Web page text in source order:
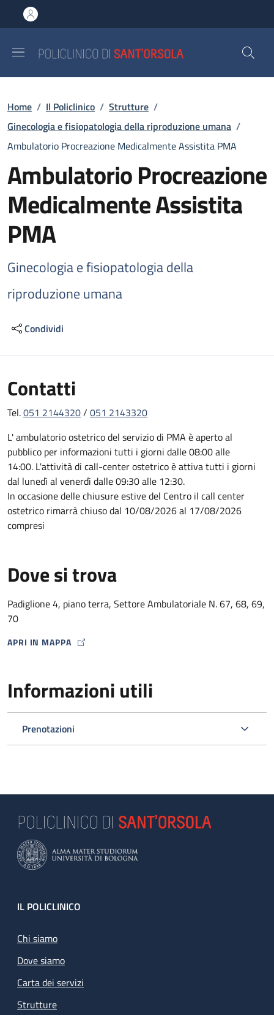
al contenuto principale
to footer content
Briciole di pane
Home / Il Policlinico / Strutture /
Ginecologia e fisiopatologia della riproduzione umana /
Ambulatorio Procreazione Medicalmente Assistita PMA
Ambulatorio Procreazione
Medicalmente Assistita
PMA
Ginecologia e fisiopatologia della
riproduzione umana
Condividi
Contatti
Tel.051 2144320/ 051 2143320
L' ambulatorio ostetrico del servizio di PMA è aperto al
pubblico per informazioni tutti i giorni dalle 08:00 alle
14:00. L'attività di call-center ostetrico è attiva tutti i giorni
dal lunedì al venerdì dalle 09:30 alle 12:30.
In occasione delle chiusure estive del Centro il call center
ostetrico rimarrà chiuso dal 10/08/2026 al 17/08/2026
compresi
Dove si trova
Padiglione 4, piano terra, Settore Ambulatoriale N. 67, 68, 69,
70
APRI IN MAPPA
MAP ICON
Informazioni utili
Prenotazioni
Footer
IL POLICLINICO
Chi siamo
Dove siamo
Carta dei servizi
Strutture